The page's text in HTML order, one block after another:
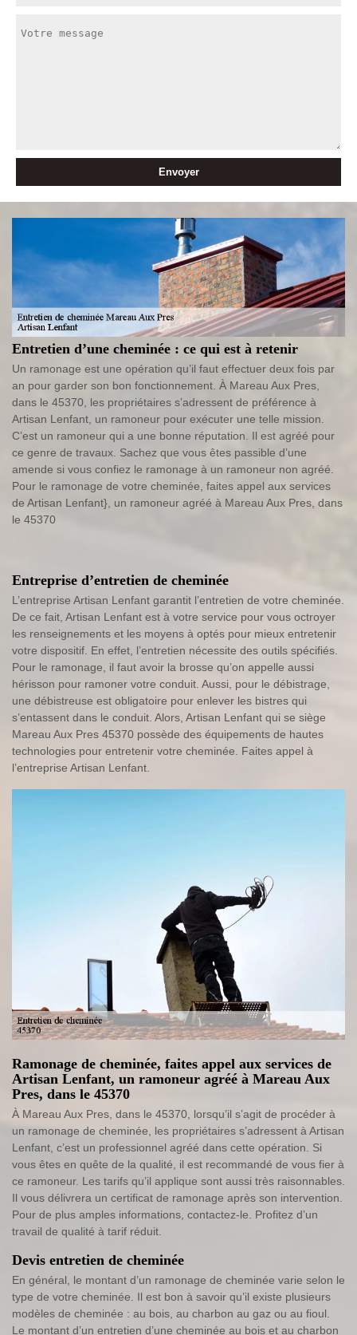
Entretien d’une cheminée : ce qui est à retenir
Un ramonage est une opération qu’il faut effectuer deux fois par
an pour garder son bon fonctionnement. À Mareau Aux Pres,
dans le 45370, les propriétaires s’adressent de préférence à
Artisan Lenfant, un ramoneur pour exécuter une telle mission.
C’est un ramoneur qui a une bonne réputation. Il est agréé pour
ce genre de travaux. Sachez que vous êtes passible d’une
amende si vous confiez le ramonage à un ramoneur non agréé.
Pour le ramonage de votre cheminée, faites appel aux services
de Artisan Lenfant}, un ramoneur agréé à Mareau Aux Pres, dans
le 45370
Entreprise d’entretien de cheminée
L’entreprise Artisan Lenfant garantit l’entretien de votre cheminée.
De ce fait, Artisan Lenfant est à votre service pour vous octroyer
les renseignements et les moyens à optés pour mieux entretenir
votre dispositif. En effet, l’entretien nécessite des outils spécifiés.
Pour le ramonage, il faut avoir la brosse qu’on appelle aussi
hérisson pour ramoner votre conduit. Aussi, pour le débistrage,
une débistreuse est obligatoire pour enlever les bistres qui
s’entassent dans le conduit. Alors, Artisan Lenfant qui se siège
Mareau Aux Pres 45370 possède des équipements de hautes
technologies pour entretenir votre cheminée. Faites appel à
l’entreprise Artisan Lenfant.
Ramonage de cheminée, faites appel aux services de
Artisan Lenfant, un ramoneur agréé à Mareau Aux
Pres, dans le 45370
À Mareau Aux Pres, dans le 45370, lorsqu’il s’agit de procéder à
un ramonage de cheminée, les propriétaires s’adressent à Artisan
Lenfant, c’est un professionnel agréé dans cette opération. Si
vous êtes en quête de la qualité, il est recommandé de vous fier à
ce ramoneur. Les tarifs qu’il applique sont aussi très raisonnables.
Il vous délivrera un certificat de ramonage après son intervention.
Pour de plus amples informations, contactez-le. Profitez d’un
travail de qualité à tarif réduit.
Devis entretien de cheminée
En général, le montant d’un ramonage de cheminée varie selon le
type de votre cheminée. Il est bon à savoir qu’il existe plusieurs
modèles de cheminée : au bois, au charbon au gaz ou au fioul.
Le montant d’un entretien d’une cheminée au bois et au charbon